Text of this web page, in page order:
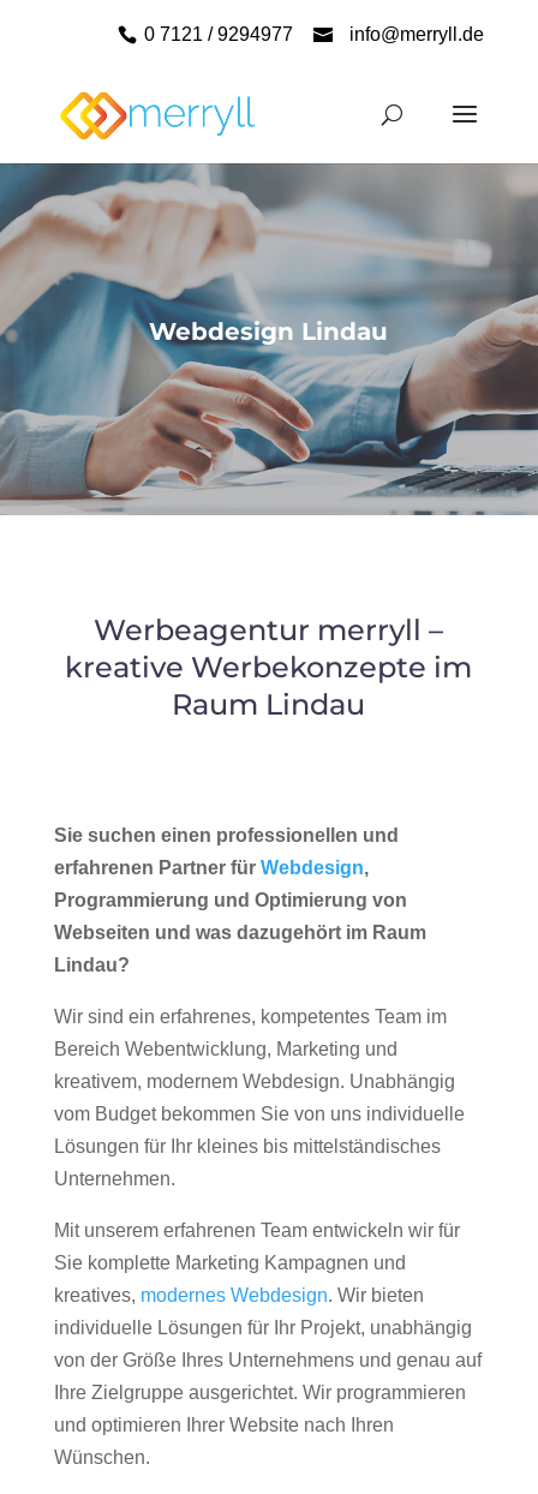
0 7121 / 9294977 info@merryll.de
Webdesign Lindau
Werbeagentur merryll –
kreative Werbekonzepte im
Raum Lindau
Sie suchen einen professionellen und
erfahrenen Partner für Webdesign,
Programmierung und Optimierung von
Webseiten und was dazugehört im Raum
Lindau?
Wir sind ein erfahrenes, kompetentes Team im
Bereich Webentwicklung, Marketing und
kreativem, modernem Webdesign. Unabhängig
vom Budget bekommen Sie von uns individuelle
Lösungen für Ihr kleines bis mittelständisches
Unternehmen.
Mit unserem erfahrenen Team entwickeln wir für
Sie komplette Marketing Kampagnen und
kreatives, modernes Webdesign. Wir bieten
individuelle Lösungen für Ihr Projekt, unabhängig
von der Größe Ihres Unternehmens und genau auf
Ihre Zielgruppe ausgerichtet. Wir programmieren
und optimieren Ihrer Website nach Ihren
Wünschen.